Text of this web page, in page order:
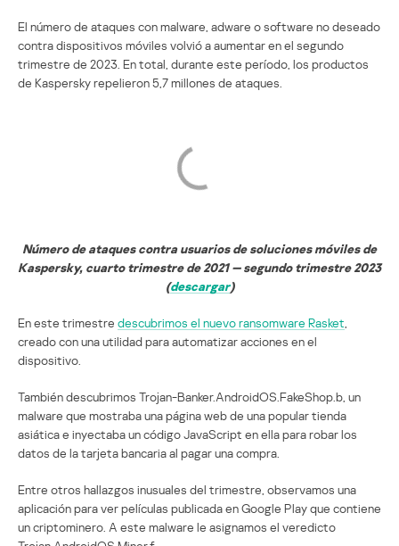
El número de ataques con malware, adware o software no deseado
contra dispositivos móviles volvió a aumentar en el segundo
trimestre de 2023. En total, durante este período, los productos
de Kaspersky repelieron 5,7 millones de ataques.
Número de ataques contra usuarios de soluciones móviles de
Kaspersky, cuarto trimestre de 2021 — segundo trimestre 2023
(descargar)
En este trimestre descubrimos el nuevo ransomware Rasket
creado con una utilidad para automatizar acciones en el
dispositivo.
También descubrimos Trojan-Banker.AndroidOS.FakeShop.b, un
malware que mostraba una página web de una popular tienda
asiática e inyectaba un código JavaScript en ella para robar los
datos de la tarjeta bancaria al pagar una compra.
Entre otros hallazgos inusuales del trimestre, observamos una
aplicación para ver películas publicada en Google Play que contiene
un criptominero. A este malware le asignamos el veredicto